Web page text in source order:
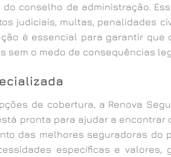
conselho de administração.
judiciais, multas, penalidades
é essencial para garantir que
sem o medo de consequências
de cobertura, a Renova
pronta para ajudar a encontrar
das melhores seguradoras do
específicas e